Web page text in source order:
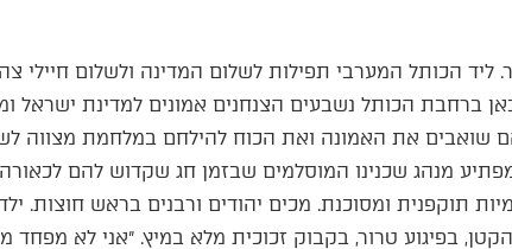
הכותל המערבי תפילות לשלום המדינה ולשלום חיילי
ברחבת הכותל נשבעים הצנחנים אמונים למדינת ישראל
שואבים את האמונה ואת הכוח להילחם במלחמת מצווה
מנהג שכנינו המוסלמים שבזמן חג שקדוש להם לכאורה,
תוקפנית ומסוכנת. מכים יהודים ורבנים בראש חוצות.
בפיגוע טרור, בקבוק זכוכית מלא במיץ. ״אני לא מפחד